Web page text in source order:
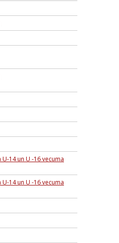
14 un U -16 vecuma
14 un U -16 vecuma